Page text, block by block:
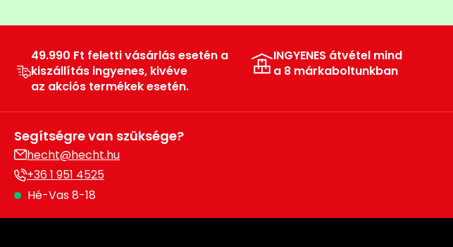
49.990 Ft feletti vásárlás esetén a
kiszállítás ingyenes, kivéve
az akciós termékek esetén.
INGYENES átvétel mind
a 8 márkaboltunkban
Segítségre van szüksége?
hecht@hecht.hu
+36 1 951 4525
Hé-Vas 8-18